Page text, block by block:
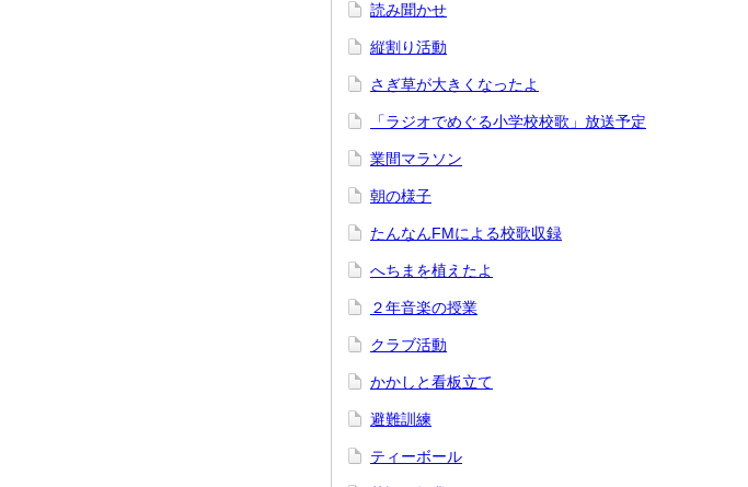
読み聞かせ
縦割り活動
さぎ草が大きくなったよ
「ラジオでめぐる小学校校歌」放送予定
業間マラソン
朝の様子
たんなんFMによる校歌収録
へちまを植えたよ
２年音楽の授業
クラブ活動
かかしと看板立て
避難訓練
ティーボール